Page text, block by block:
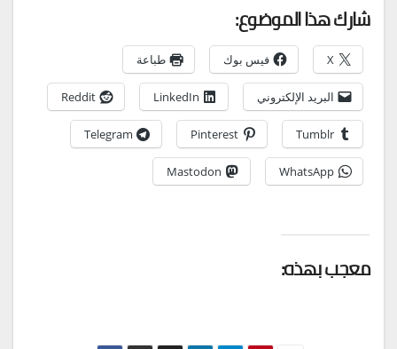
شارك هذا الموضوع:
X فيس بوك طباعة
البريد الإلكتروني LinkedIn
Reddit
Tumblr
Pinterest
Telegram
WhatsApp
Mastodon
معجب بهذه: